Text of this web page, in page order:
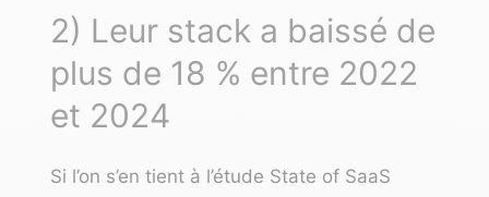
2) Leur stack a baissé de
plus de 18 % entre 2022
et 2024
Si l’on s’en tient à l’étude State of SaaS